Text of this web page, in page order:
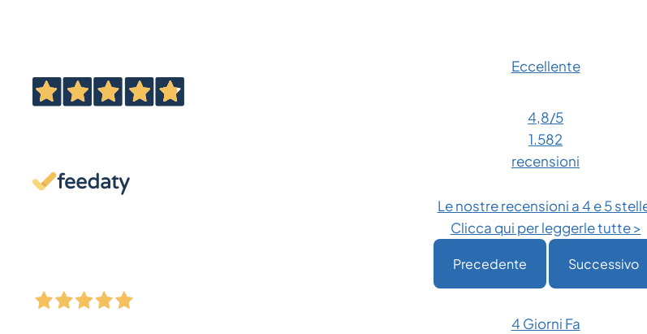
Eccellente
4,8/5
1.582
recensioni
Le nostre recensioni a 4 e 5
Clicca qui per leggerle tutte >
Precedente Successivo
4 Giorni Fa